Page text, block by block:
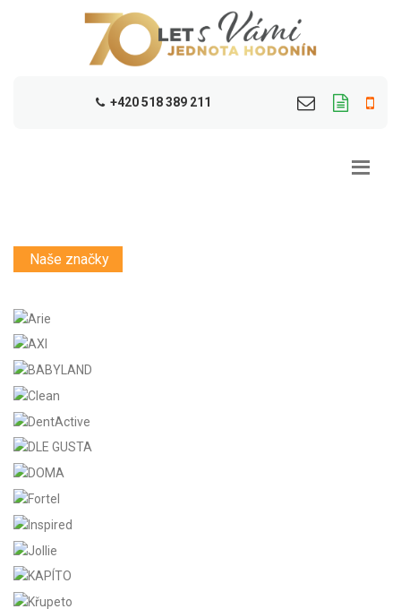
+420 518 389 211
Naše značky